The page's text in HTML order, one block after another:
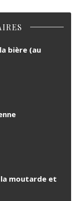
bière (au
moutarde et